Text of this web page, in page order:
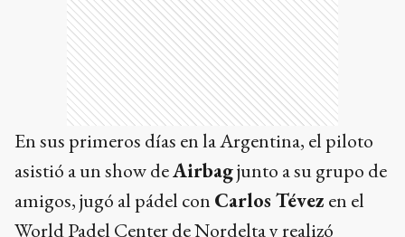
En sus primeros días en la Argentina, el piloto
asistió a un show deAirbagjunto a su grupo de
amigos, jugó al pádel con Carlos Tévez en el
World Padel Center de Nordelta y realizó